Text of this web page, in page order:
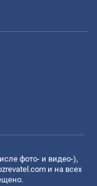
фото- и видео-),
и на всех